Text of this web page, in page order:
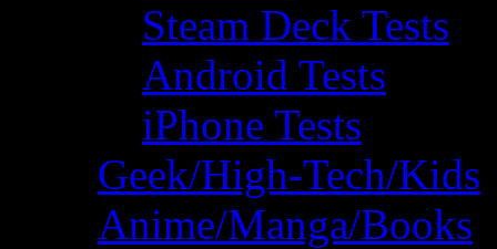
Steam Deck Tests
Android Tests
iPhone Tests
Geek/High-Tech/Kids
Anime/Manga/Books